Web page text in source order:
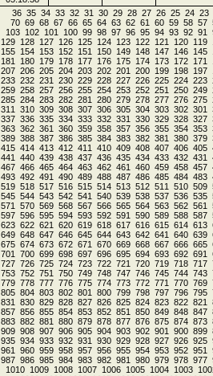
23
24
25
26
27
28
29
30
31
32
33
34
35
36
57
58
59
60
61
62
63
64
65
66
67
68
69
70
91
92
93
94
95
96
97
98
99
100
101
102
103
119
120
121
122
123
124
125
126
127
128
129
145
146
147
148
149
150
151
152
153
154
155
171
172
173
174
175
176
177
178
179
180
181
197
198
199
200
201
202
203
204
205
206
207
223
224
225
226
227
228
229
230
231
232
233
249
250
251
252
253
254
255
256
257
258
259
275
276
277
278
279
280
281
282
283
284
285
301
302
303
304
305
306
307
308
309
310
311
327
328
329
330
331
332
333
334
335
336
337
353
354
355
356
357
358
359
360
361
362
363
379
380
381
382
383
384
385
386
387
388
389
405
406
407
408
409
410
411
412
413
414
415
431
432
433
434
435
436
437
438
439
440
441
457
458
459
460
461
462
463
464
465
466
467
483
484
485
486
487
488
489
490
491
492
493
509
510
511
512
513
514
515
516
517
518
519
535
536
537
538
539
540
541
542
543
544
545
561
562
563
564
565
566
567
568
569
570
571
587
588
589
590
591
592
593
594
595
596
597
613
614
615
616
617
618
619
620
621
622
623
639
640
641
642
643
644
645
646
647
648
649
665
666
667
668
669
670
671
672
673
674
675
691
692
693
694
695
696
697
698
699
700
701
717
718
719
720
721
722
723
724
725
726
727
743
744
745
746
747
748
749
750
751
752
753
769
770
771
772
773
774
775
776
777
778
779
795
796
797
798
799
800
801
802
803
804
805
821
822
823
824
825
826
827
828
829
830
831
847
848
849
850
851
852
853
854
855
856
857
873
874
875
876
877
878
879
880
881
882
883
899
900
901
902
903
904
905
906
907
908
909
925
926
927
928
929
930
931
932
933
934
935
951
952
953
954
955
956
957
958
959
960
961
977
978
979
980
981
982
983
984
985
986
987
1003
1004
1005
1006
1007
1008
1009
1010